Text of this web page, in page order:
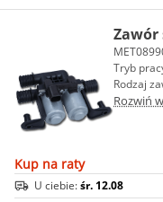
Zawór
Tryb
Rodzaj
Rozwiń
Kup na raty
U ciebie:śr. 12.08